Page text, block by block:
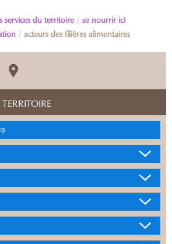
services du territoire se nourrir ici
acteurs des filières alimentaires
TERRITOIRE